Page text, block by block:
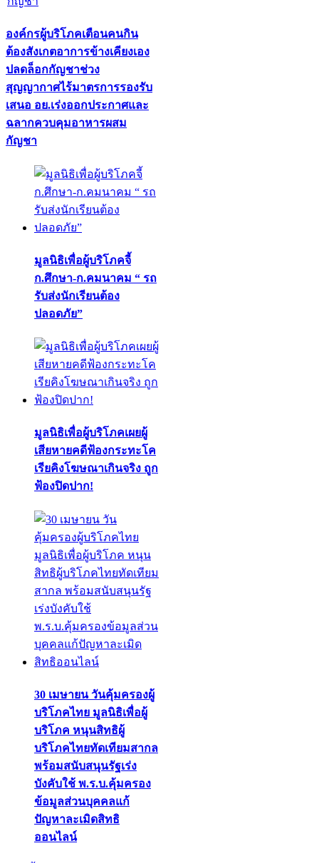
องค์กรผู้บริโภคเตือนคนกิน
ต้องสังเกตอาการข้างเคียงเอง
ปลดล็อกกัญชาช่วง
สุญญากาศไร้มาตรการรองรับ
เสนอ อย.เร่งออกประกาศและ
ฉลากควบคุมอาหารผสม
กัญชา
มูลนิธิเพื่อผู้บริโภคจี้
ก.ศึกษา-ก.คมนาคม “ รถ
รับส่งนักเรียนต้อง
ปลอดภัย”
มูลนิธิเพื่อผู้บริโภคเผยผู้
เสียหายคดีฟ้องกระทะโค
เรียคิงโฆษณาเกินจริง ถูก
ฟ้องปิดปาก!
30 เมษายน วันคุ้มครองผู้
บริโภคไทย มูลนิธิเพื่อผู้
บริโภค หนุนสิทธิผู้
บริโภคไทยทัดเทียมสากล
พร้อมสนับสนุนรัฐเร่ง
บังคับใช้ พ.ร.บ.คุ้มครอง
ข้อมูลส่วนบุคคลแก้
ปัญหาละเมิดสิทธิ
ออนไลน์